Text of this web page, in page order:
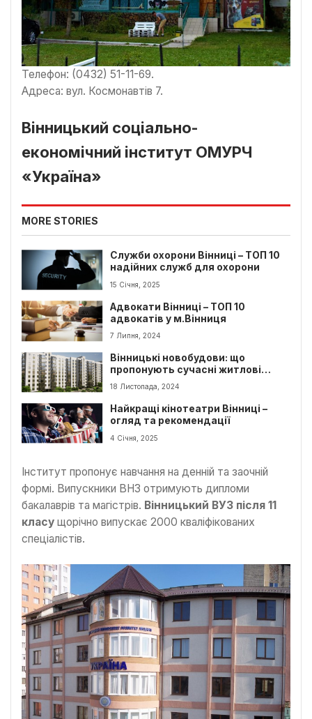
Телефон: (0432) 51-11-69.
Адреса: вул. Космонавтів 7.
Вінницький соціально-
економічний інститут ОМУРЧ
«Україна»
MORE STORIES
Служби охорони Вінниці – ТОП 10
надійних служб для охорони
15 Січня, 2025
Адвокати Вінниці – ТОП 10
адвокатів у м.Вінниця
7 Липня, 2024
Вінницькі новобудови: що
пропонують сучасні житлові
комплекси
18 Листопада, 2024
Найкращі кінотеатри Вінниці –
огляд та рекомендації
4 Січня, 2025
Інститут пропонує навчання на денній та заочній
формі. Випускники ВНЗ отримують дипломи
бакалаврів та магістрів. Вінницький ВУЗ після 11
класу щорічно випускає 2000 кваліфікованих
спеціалістів.